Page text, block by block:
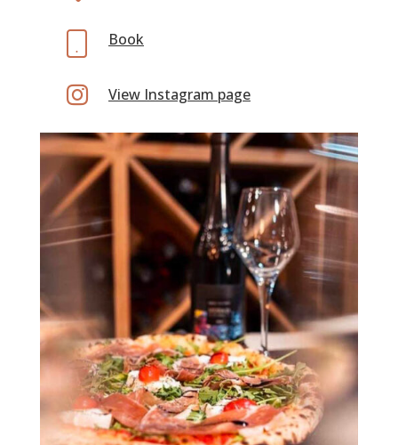
Book
 View Instagram page